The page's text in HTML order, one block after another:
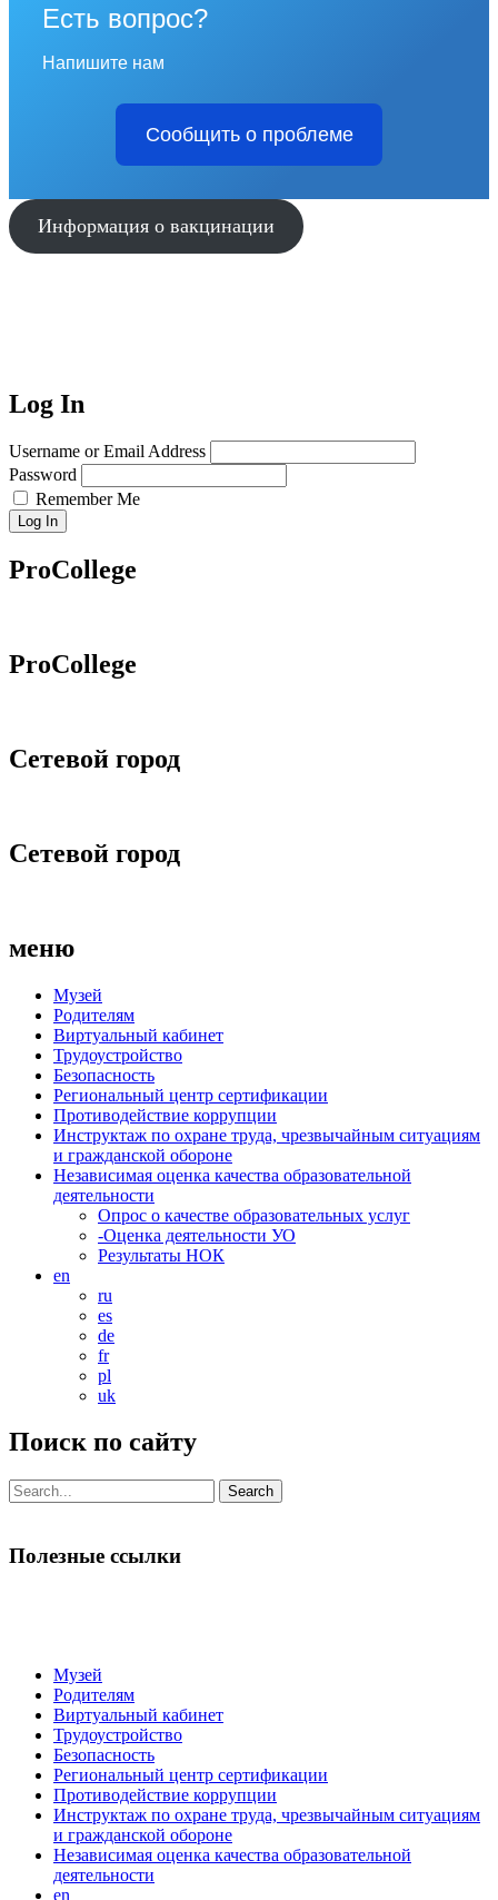
Есть вопрос?
Напишите нам
Сообщить о проблеме
Информация о вакцинации
Log In
Username or Email Address
Password
Remember Me
Log In
ProCollege
ProCollege
Сетевой город
Сетевой город
меню
Музей
Родителям
Виртуальный кабинет
Трудоустройство
Безопасность
Региональный центр сертификации
Противодействие коррупции
Инструктаж по охране труда, чрезвычайным ситуациям
и гражданской обороне
Независимая оценка качества образовательной
деятельности
Опрос о качестве образовательных услуг
-Оценка деятельности УО
Результаты НОК
en
ru
es
de
fr
pl
uk
Поиск по сайту
Search
for:
Полезные ссылки
Музей
Родителям
Виртуальный кабинет
Трудоустройство
Безопасность
Региональный центр сертификации
Противодействие коррупции
Инструктаж по охране труда, чрезвычайным ситуациям
и гражданской обороне
Независимая оценка качества образовательной
деятельности
en